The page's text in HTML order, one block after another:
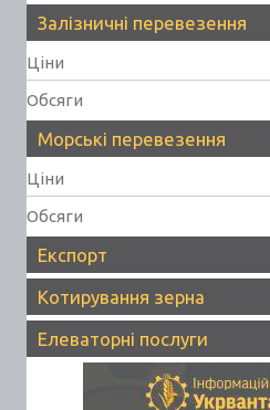
Залізничні перевезення
Ціни
Обсяги
Морські перевезення
Ціни
Обсяги
Експорт
Котирування зерна
Елеваторні послуги